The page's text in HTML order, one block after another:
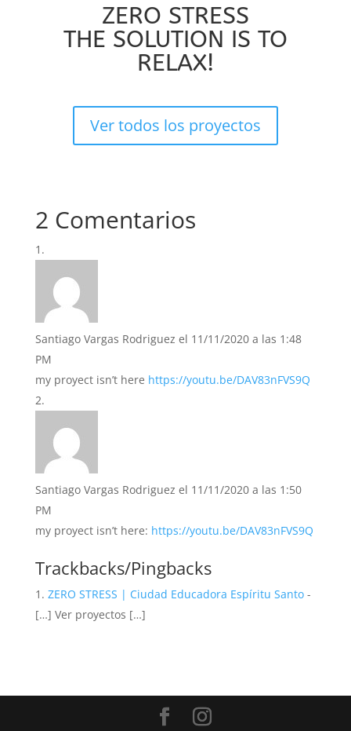
ZERO STRESS
THE SOLUTION IS TO
RELAX!
Ver todos los proyectos
2 Comentarios
Santiago Vargas Rodriguez el 11/11/2020 a las 1:48
PM
my proyect isn’t here https://youtu.be/DAV83nFVS9Q
Santiago Vargas Rodriguez el 11/11/2020 a las 1:50
PM
my proyect isn’t here: https://youtu.be/DAV83nFVS9Q
Trackbacks/Pingbacks
ZERO STRESS | Ciudad Educadora Espíritu Santo-
[…] Ver proyectos […]